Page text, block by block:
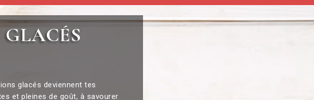
glacés deviennent tes
et pleines de goût, à savourer